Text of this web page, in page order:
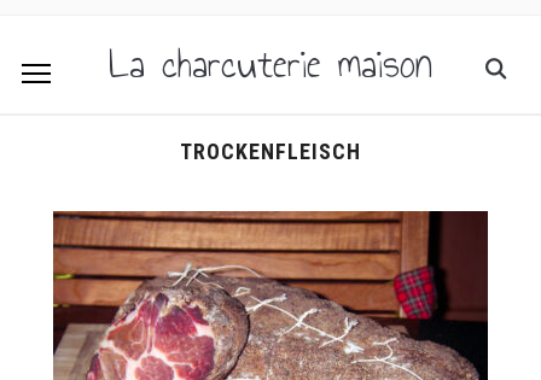
La charcuterie maison
TROCKENFLEISCH